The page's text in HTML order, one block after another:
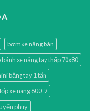
bơm xe nâng bàn
bánh xe nâng tay thấp 70x80
bằng tay 1 tấn
lốp xe nâng 600-9
phuy